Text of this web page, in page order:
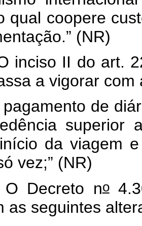
qual coopere
(NR)
inciso II do art.
a vigorar com
pagamento de
superior
da viagem
vez;” (NR)
Decreto no
as seguintes